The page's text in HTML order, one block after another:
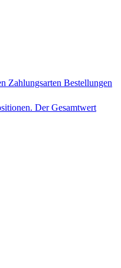
Zahlungsarten Bestellungen
Der Gesamtwert